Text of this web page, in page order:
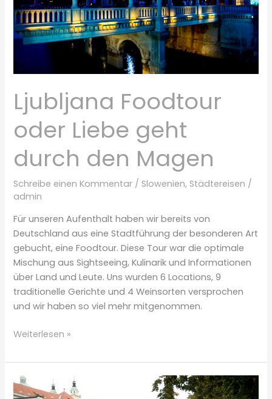
Ljubljana Foodtour
oder Liebe geht
durch den Magen
Schreibe einen Kommentar / Slowenien, Städtereisen /
admin
Für unseren Aufenthalt haben wir bereits von
Deutschland aus eine Stadtführung der besonderen Art
gebucht, eine Foodtour. Diese Tour war die optimale
Mischung aus Sightseeing, Kulinarik und Informationen
über Land und Leute. Uns wurden 6 Locations, 9
traditionelle Gerichte und 4 Weinsorten versprochen
und wir haben so viel mehr mitgenommen.
Ljubljana
oder
Liebe
geht
Weiterlesen »